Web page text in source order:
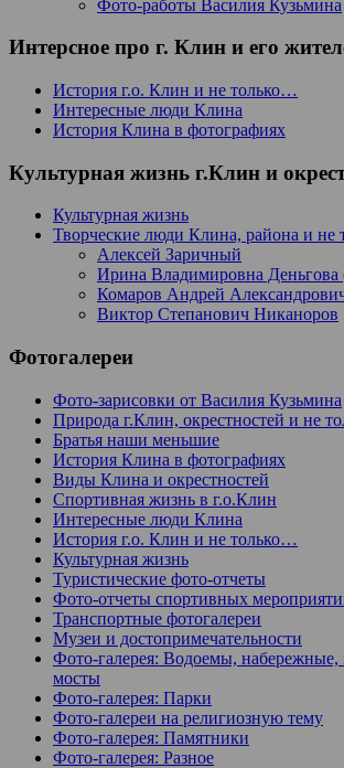
Фото-работы Василия Кузьмина
Интерсное про г. Клин и его
История г.о. Клин и не только…
Интересные люди Клина
История Клина в фотографиях
Культурная жизнь г.Клин и
Культурная жизнь
Творческие люди Клина, района и не
Алексей Заричный
Ирина Владимировна
Комаров Андрей
Виктор Степанович Никаноров
Фотогалереи
Фото-зарисовки от Василия Кузьмина
Природа г.Клин, окрестностей и не
Братья наши меньшие
История Клина в фотографиях
Виды Клина и окрестностей
Спортивная жизнь в г.о.Клин
Интересные люди Клина
История г.о. Клин и не только…
Культурная жизнь
Туристические фото-отчеты
Фото-отчеты спортивных
Транспортные фотогалереи
Музеи и достопримечательности
Фото-галерея: Водоемы,
мосты
Фото-галерея: Парки
Фото-галереи на религиозную тему
Фото-галерея: Памятники
Фото-галерея: Разное